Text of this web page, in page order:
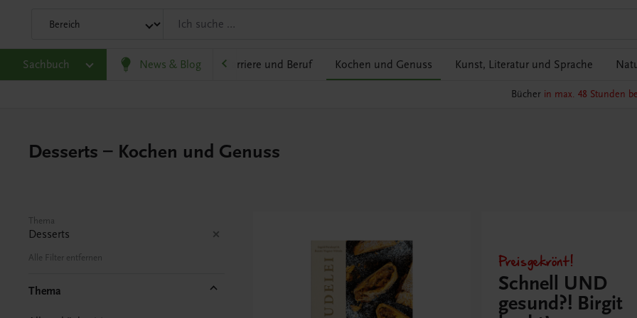
Sachbuch News & Blog
Gesellschaft, Politik und Wirtschaft Karriere und Beruf Kochen und Genuss Kunst, Literatur und Sprache
Bücher in max. 48 Stunden
Desserts – Kochen und Genuss
Thema
Desserts
Alle Filter entfernen
Thema
Preisgekrönt!
Schnell UND
gesund?! Birgit